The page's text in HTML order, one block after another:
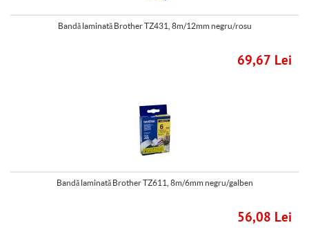
Bandă laminată Brother TZ431, 8m/12mm negru/rosu
69,67 Lei
Bandă laminată Brother TZ611, 8m/6mm negru/galben
56,08 Lei